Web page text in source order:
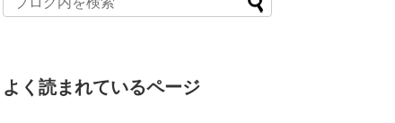
よく読まれているページ